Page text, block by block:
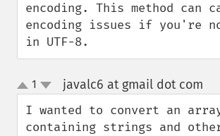
encoding. This method can
encoding issues if you're
in UTF-8.
up
down
1 javalc6 at gmail dot com
I wanted to convert an
containing strings and